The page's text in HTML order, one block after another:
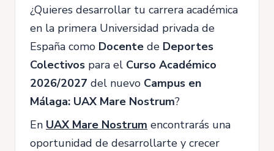
¿Quieres desarrollar tu carrera académica
en la primera Universidad privada de
España como Docente de Deportes
Colectivos para el Curso Académico
2026/2027 del nuevo Campus en
Málaga: UAX Mare Nostrum?
En UAX Mare Nostrum encontrarás una
oportunidad de desarrollarte y crecer